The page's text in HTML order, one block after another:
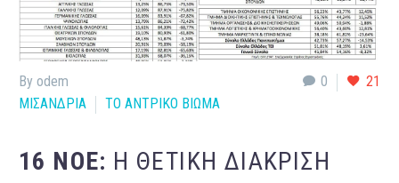
0 21
By odem
ΜΙΣΑΝΔΡΙΑ
ΤΟ ΑΝΤΡΙΚΟ ΒΙΩΜΑ
16 ΝΟΈ: Η ΘΕΤΙΚΉ ΔΙΆΚΡΙΣΗ